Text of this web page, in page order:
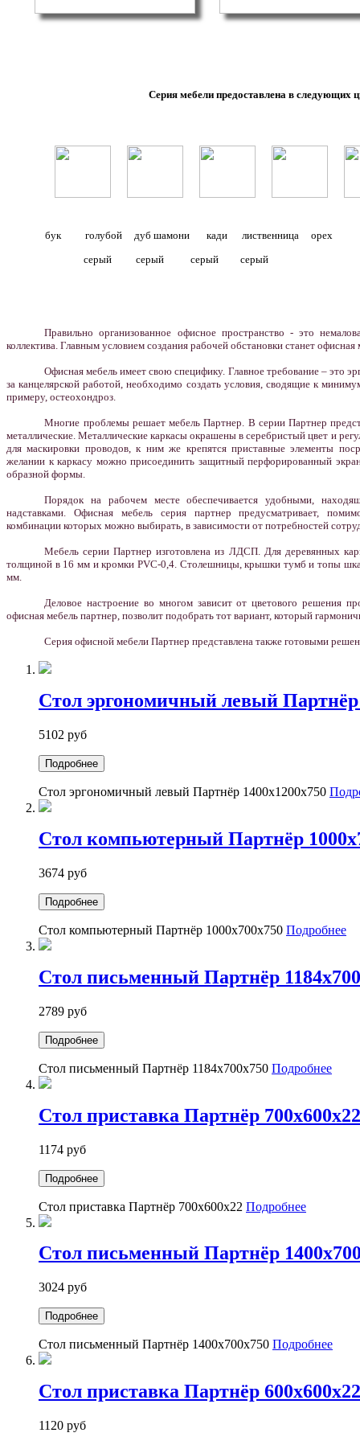
Серия мебели предоставлена в следующих
бук голубой дуб шамони кади лиственница орех
серый серый серый серый
Правильно организованное офисное пространство - это
коллектива. Главным условием создания рабочей обстановки станет офисная
Офисная мебель имеет свою специфику. Главное требование – это
за канцелярской работой, необходимо создать условия, сводящие к
примеру, остеохондроз.
Многие проблемы решает мебель Партнер. В серии Партнер
металлические. Металлические каркасы окрашены в серебристый цвет и
для маскировки проводов, к ним же крепятся приставные элементы
желании к каркасу можно присоединить защитный перфорированный
образной формы.
Порядок на рабочем месте обеспечивается удобными,
надставками. Офисная мебель серия партнер предусматривает,
комбинации которых можно выбирать, в зависимости от потребностей
Мебель серии Партнер изготовлена из ЛДСП. Для деревянных
толщиной в 16 мм и кромки PVC-0,4. Столешницы, крышки тумб и топы
мм.
Деловое настроение во многом зависит от цветового решения
офисная мебель партнер, позволит подобрать тот вариант, который
Серия офисной мебели Партнер представлена также готовыми
Стол эргономичный левый Партнёр
5102 руб
Подробнее
Стол эргономичный левый Партнёр 1400х1200х750
Стол компьютерный Партнёр
3674 руб
Подробнее
Стол компьютерный Партнёр 1000х700х750 Подробнее
Стол письменный Партнёр
2789 руб
Подробнее
Стол письменный Партнёр 1184х700х750 Подробнее
Стол приставка Партнёр 700х600х22
1174 руб
Подробнее
Стол приставка Партнёр 700х600х22 Подробнее
Стол письменный Партнёр
3024 руб
Подробнее
Стол письменный Партнёр 1400х700х750 Подробнее
Стол приставка Партнёр 600х600х22
1120 руб